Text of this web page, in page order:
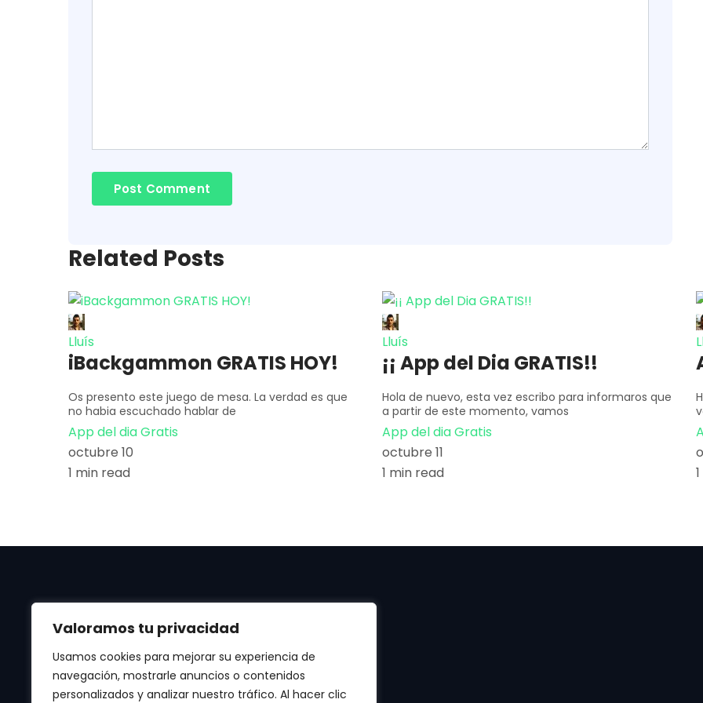
Valoramos tu privacidad
Usamos cookies para mejorar su experiencia de
navegación, mostrarle anuncios o contenidos
personalizados y analizar nuestro tráfico. Al hacer clic
Related Posts
Lluís
iBackgammon GRATIS HOY!
Os presento este juego de mesa. La verdad es que
no habia escuchado hablar de
App del dia Gratis
octubre 10
1 min read
Lluís
¡¡ App del Dia GRATIS!!
Hola de nuevo, esta vez escribo para informaros que
a partir de este momento, vamos
App del dia Gratis
octubre 11
1 min read